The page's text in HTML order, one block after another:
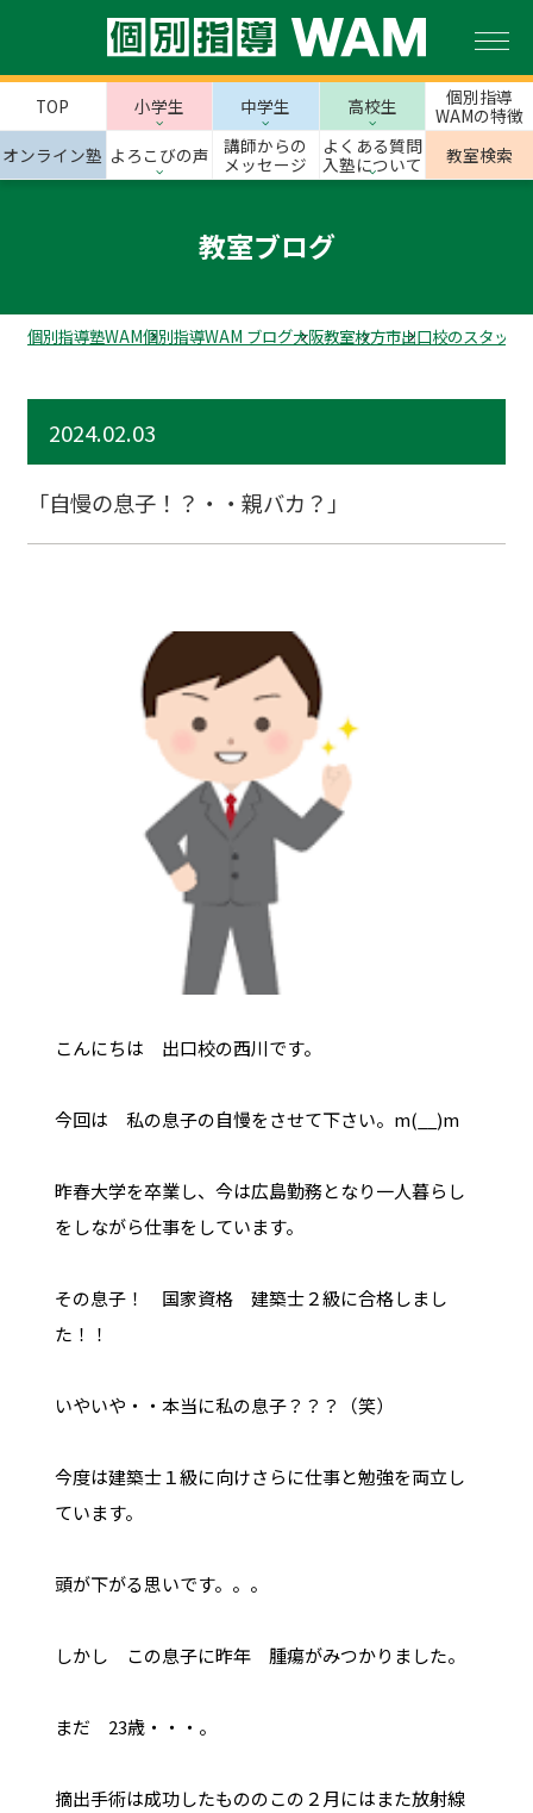
TOP 小学生 中学生 高校生
個別指導
WAMの特徴
オンライン塾 よろこびの声
講師からの
メッセージ
よくある質問
入塾について
教室検索
教室ブログ
個別指導塾WAM個別指導WAM ブログ大阪教室枚方市出口校のスタッフ
2024.02.03
「自慢の息子！？・・親バカ？」
こんにちは 出口校の西川です。
今回は 私の息子の自慢をさせて下さい。m(__)m
昨春大学を卒業し、今は広島勤務となり一人暮らし
をしながら仕事をしています。
その息子！ 国家資格 建築士２級に合格しまし
た！！
いやいや・・本当に私の息子？？？（笑）
今度は建築士１級に向けさらに仕事と勉強を両立し
ています。
頭が下がる思いです。。。
しかし この息子に昨年 腫瘍がみつかりました。
まだ 23歳・・・。
摘出手術は成功したもののこの２月にはまた放射線